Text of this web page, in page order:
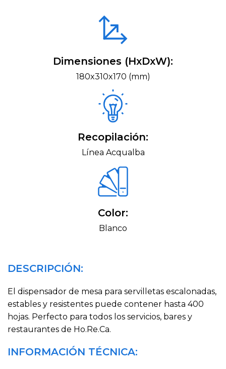
Dimensiones (HxDxW):
180x310x170 (mm)
Recopilación:
Línea Acqualba
Color:
Blanco
DESCRIPCIÓN:
El dispensador de mesa para servilletas escalonadas,
estables y resistentes puede contener hasta 400
hojas. Perfecto para todos los servicios, bares y
restaurantes de Ho.Re.Ca.
INFORMACIÓN TÉCNICA: